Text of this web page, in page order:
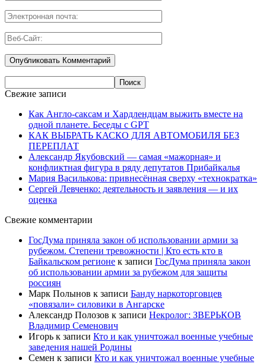
Свежие записи
Как Англо-саксам и Хардлендцам выжить вместе на
одной планете. Беседы с GPT
КАК ВЫБРАТЬ КАСКО ДЛЯ АВТОМОБИЛЯ БЕЗ
ПЕРЕПЛАТ
Александр Якубовский — самая «мажорная» и
конфликтная фигура в ряду депутатов Прибайкалья
Мария Василькова: привнесённая сверху «технократка»
Сергей Левченко: деятельность и заявления — и их
оценка
Свежие комментарии
ГосДума приняла закон об использовании армии за
рубежом. Степени тревожности | Кто есть кто в
Байкальском регионе к записи ГосДума приняла закон
об использовании армии за рубежом для защиты
россиян
Марк Полынов к записи Банду наркоторговцев
«повязали» силовики в Ангарске
Александр Полозов к записи Некролог: ЗВЕРЬКОВ
Владимир Семенович
Игорь к записи Кто и как уничтожал военные учебные
заведения нашей Родины
Семен к записи Кто и как уничтожал военные учебные